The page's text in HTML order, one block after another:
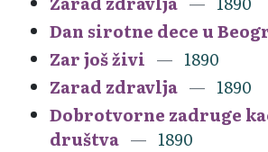
Dan sirotne dece u
Zar još živi
1890
Zarad zdravlja
1890
Dobrotvorne zadruge
društva
1890